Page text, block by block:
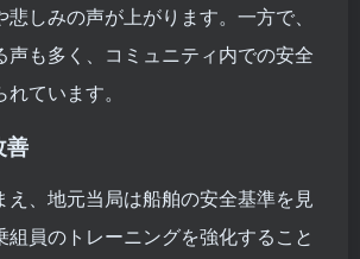
しみの声が上がります。一方で、
声も多く、コミュニティ内での安全
ています。
善
え、地元当局は船舶の安全基準を見
組員のトレーニングを強化すること